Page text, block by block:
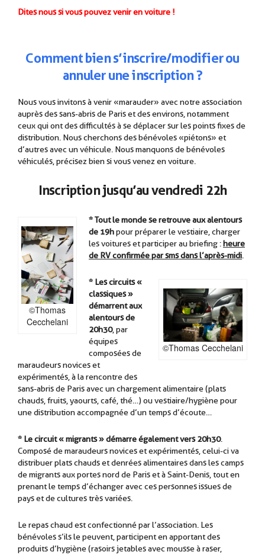
Dites nous si vous pouvez venir en voiture !
Commentbiens’inscrire/modifier ou
annuler une inscription ?
Nous vous invitons à venir « marauder » avec notre association
auprès des sans-abris de Paris et des environs, notamment
ceux qui ont des difficultés à se déplacer sur les points fixes de
distribution. Nous cherchons des bénévoles « piétons » et
d’autres avec un véhicule. Nous manquons de bénévoles
véhiculés, précisez bien si vous venez en voiture.
Inscription jusqu’au vendredi 22h
©Thomas
Cecchelani
* Tout le monde se retrouve aux alentours
de 19hpour préparer le vestiaire, charger
les voitures et participer au briefing :heure
de RV confirmée par sms dans l’après-midi
©Thomas Cecchelani
* Les circuits «
classiques »
démarrent aux
alentours de
20h30, par
équipes
composées de
maraudeurs novices et
expérimentés, à la rencontre des
sans-abris de Paris avec un chargement alimentaire (plats
chauds, fruits, yaourts, café, thé…) ou vestiaire/hygiène pour
une distribution accompagnée d’un temps d’écoute…
* Le circuit « migrants » démarre également vers 20h30.
Composé de maraudeurs novices et expérimentés, celui-ci va
distribuer plats chauds et denrées alimentaires dans les camps
de migrants aux portes nord de Paris et à Saint-Denis, tout en
prenant le temps d’échanger avec ces personnes issues de
pays et de cultures très variées.
Le repas chaud est confectionné par l’association. Les
bénévoles s’ils le peuvent, participent en apportant des
produits d’hygiène (rasoirs jetables avec mousse à raser,